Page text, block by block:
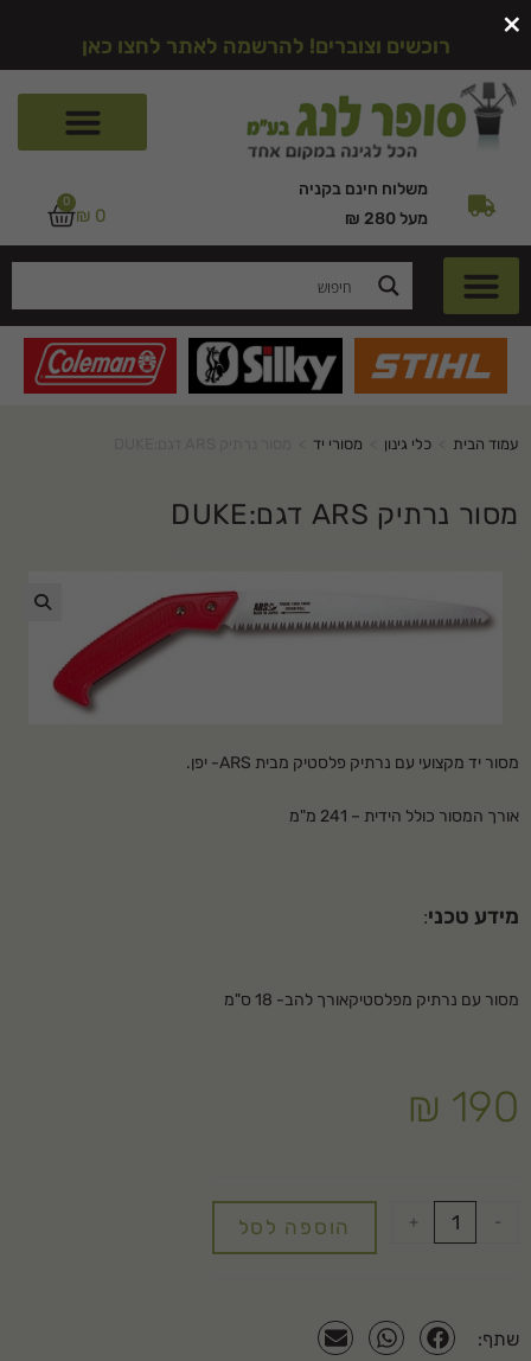
רוכשים וצוברים! להרשמה לאתר לחצו כאן
משלוח חינם בקניה
מעל 280 ₪
₪ 0
0
עמוד הבית כלי גינון מסורי יד
מסור נרתיק ARS דגם:DUKE
מסור יד מקצועי עם נרתיק פלסטיק מבית יפן.
אורך המסור כולל הידית – 241 מ"מ
מידע טכני:
מסור עם נרתיק מפלסטיקאורך להב- 18 ס"מ
₪ 190
-
+ הוספה לסל
שתף:
×